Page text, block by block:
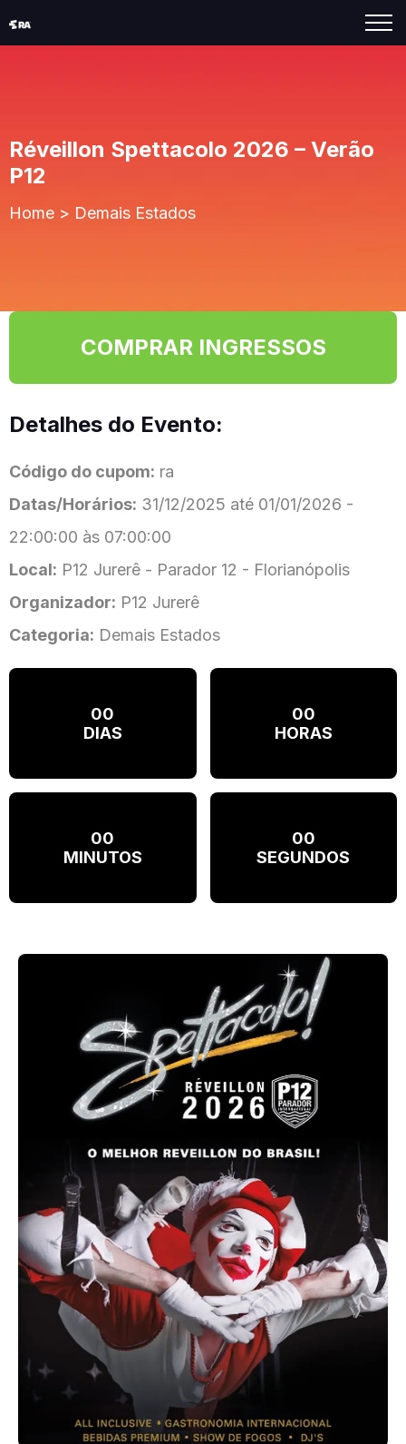
Réveillon Spettacolo 2026 – Verão
P12
Home > Demais Estados
COMPRAR INGRESSOS
Detalhes do Evento:
Código do cupom: ra
Datas/Horários: 31/12/2025 até 01/01/2026 -
22:00:00 às 07:00:00
Local: P12 Jurerê - Parador 12 - Florianópolis
Organizador: P12 Jurerê
Categoria: Demais Estados
00
DIAS
00
HORAS
00
MINUTOS
00
SEGUNDOS